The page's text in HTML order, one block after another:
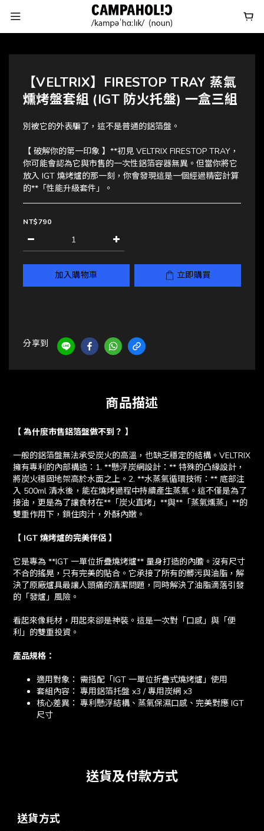
【VELTRIX】FIRESTOP TRAY 蒸氣
燻烤盤套組 (IGT 防火托盤) 一盒三組
別被它的外表騙了，這不是普通的鋁箔盤。
【 破解你的第一印象 】**初見 VELTRIX FIRESTOP TRAY，
你可能會認為它與市售的一次性鋁箔容器無異。但當你將它
放入 IGT 燒烤爐的那一刻，你會發現這是一個經過精密計算
的**「性能升級套件」。
NT$790
加入購物車 立即購買
分享到
商品描述
【 為什麼市售鋁箔盤做不到？ 】
一般的鋁箔盤無法承受炭火的高溫，也缺乏穩定的結構。VELTRIX
擁有專利的內部構造：1. **懸浮炭網設計：** 特殊的凸緣設計，
將炭火穩固地架高於水面之上。2. **水蒸氣循環技術：** 底部注
入 500ml 清水後，能在燒烤過程中持續產生蒸氣。這不僅是為了
接油，更是為了讓食材在**「炭火直烤」**與**「蒸氣燻蒸」**的
雙重作用下，鎖住肉汁，外酥內嫩。
【 IGT 燒烤爐的完美伴侶 】
它是專為 **IGT 一單位折疊燒烤爐** 量身打造的內膽。沒有尺寸
不合的搖晃，只有完美的貼合。它承接了所有的髒污與油脂，解
決了原廠爐具最讓人頭痛的清潔問題，同時解決了油脂滴落引發
的「發爐」風險。
看起來像耗材，用起來卻是神裝。這是一次對「口感」與「便
利」的雙重投資。
產品規格：
適用對象： 需搭配「IGT 一單位折疊式燒烤爐」使用
套組內容： 專用鋁箔托盤 x3 / 專用炭網 x3
核心差異： 專利懸浮結構、蒸氣保濕口感、完美對應 IGT
尺寸
送貨及付款方式
送貨方式